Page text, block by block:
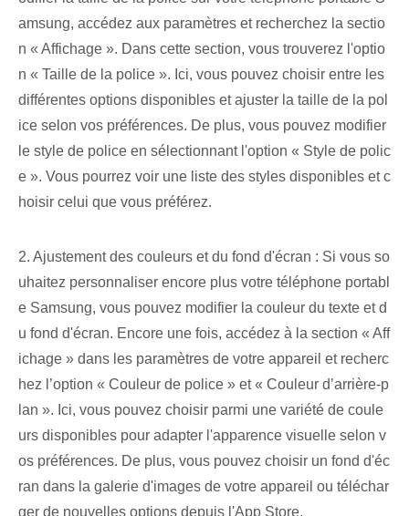
amsung, accédez aux paramètres et recherchez la sectio
n « Affichage ». Dans cette section, vous trouverez l'optio
n « Taille de la police ». Ici, vous pouvez choisir entre les
différentes options disponibles et ajuster la taille de la pol
ice selon vos préférences. De plus, vous pouvez modifier
le style de police en sélectionnant l'option « Style de polic
e ». Vous pourrez voir une liste des styles disponibles et c
hoisir celui que vous préférez.
2. Ajustement des couleurs et du fond d'écran : Si vous so
uhaitez personnaliser encore plus votre téléphone portabl
e Samsung, vous pouvez modifier la couleur du texte et d
u fond d'écran. Encore une fois, accédez à la section « Aff
ichage » dans les paramètres de votre appareil et recherc
hez l’option « Couleur de police » et « Couleur d’arrière-p
lan ». Ici, vous pouvez choisir parmi une variété de coule
urs disponibles pour adapter l'apparence visuelle selon v
os préférences. De plus, vous pouvez choisir un fond d'éc
ran dans la galerie d'images de votre appareil ou téléchar
ger de nouvelles options depuis l'App Store.